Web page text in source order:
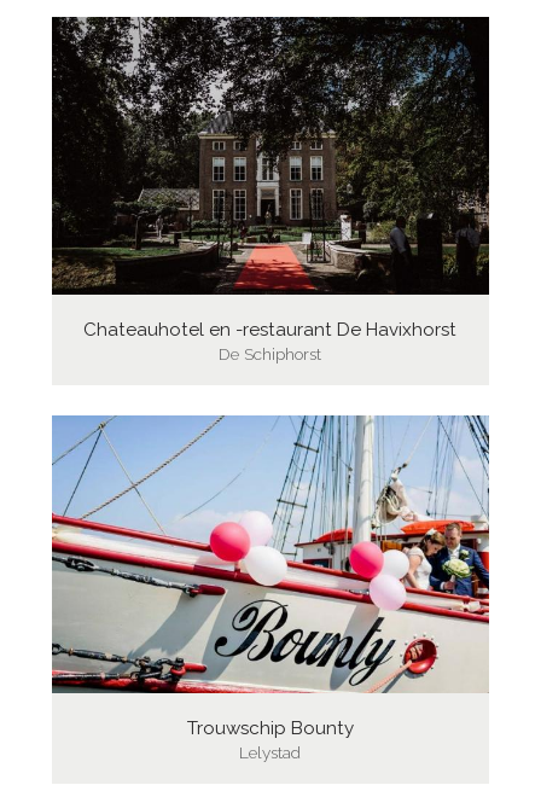
Chateauhotel en -restaurant De Havixhorst
De Schiphorst
Trouwschip Bounty
Lelystad